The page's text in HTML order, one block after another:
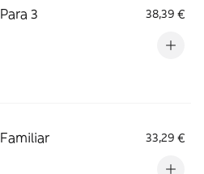
3 38,39 €
33,29 €